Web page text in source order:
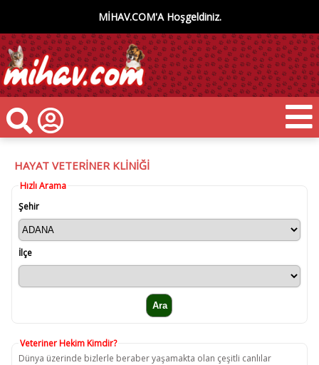
MİHAV.COM'A Hoşgeldiniz.
HAYAT VETERİNER KLİNİĞİ
Hızlı Arama
Şehir
İlçe
Veteriner Hekim Kimdir?
Dünya üzerinde bizlerle beraber yaşamakta olan çeşitli canlılar